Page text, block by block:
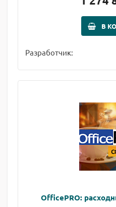
В
Разработчик:
OfficePRO: